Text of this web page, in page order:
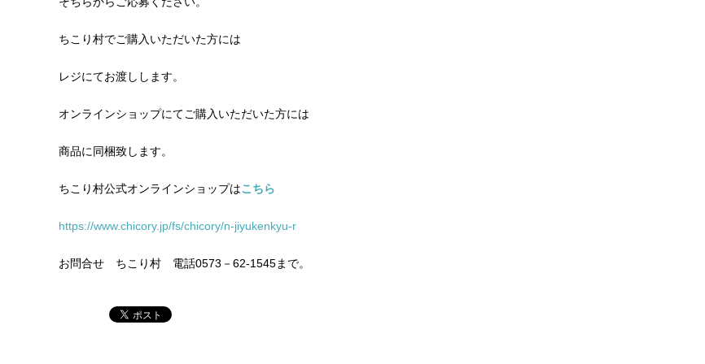
ちこり村でご購入いただいた方には
レジにてお渡しします。
オンラインショップにてご購入いただいた方には
商品に同梱致します。
ちこり村公式オンラインショップはこちら
https://www.chicory.jp/fs/chicory/n-jiyukenkyu-r
お問合せ ちこり村 電話0573－62‐1545まで。